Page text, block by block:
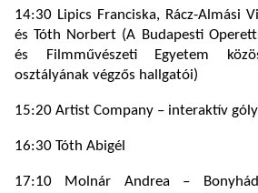
14:30 Lipics Franciska, Rácz-Almási
és Tóth Norbert (A Budapesti
és Filmművészeti Egyetem
osztályának végzős hallgatói)
15:20 Artist Company – interaktív
16:30 Tóth Abigél
17:10 Molnár Andrea –